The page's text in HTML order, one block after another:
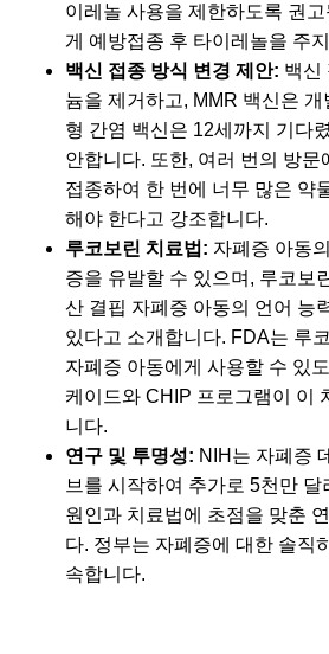
이레놀 사용을 제한하도록 권고
게 예방접종 후 타이레놀을 주
백신 접종 방식 변경 제안: 백신
늄을 제거하고, MMR 백신은
형 간염 백신은 12세까지 기다
안합니다. 또한, 여러 번의 방문
접종하여 한 번에 너무 많은 약
해야 한다고 강조합니다.
루코보린 치료법: 자폐증 아동
증을 유발할 수 있으며, 루코보
산 결핍 자폐증 아동의 언어 능
있다고 소개합니다. FDA는 루
자폐증 아동에게 사용할 수 있
케이드와 CHIP 프로그램이 이
니다.
연구 및 투명성: NIH는 자폐증
브를 시작하여 추가로 5천만
원인과 치료법에 초점을 맞춘
다. 정부는 자폐증에 대한 솔직
속합니다.